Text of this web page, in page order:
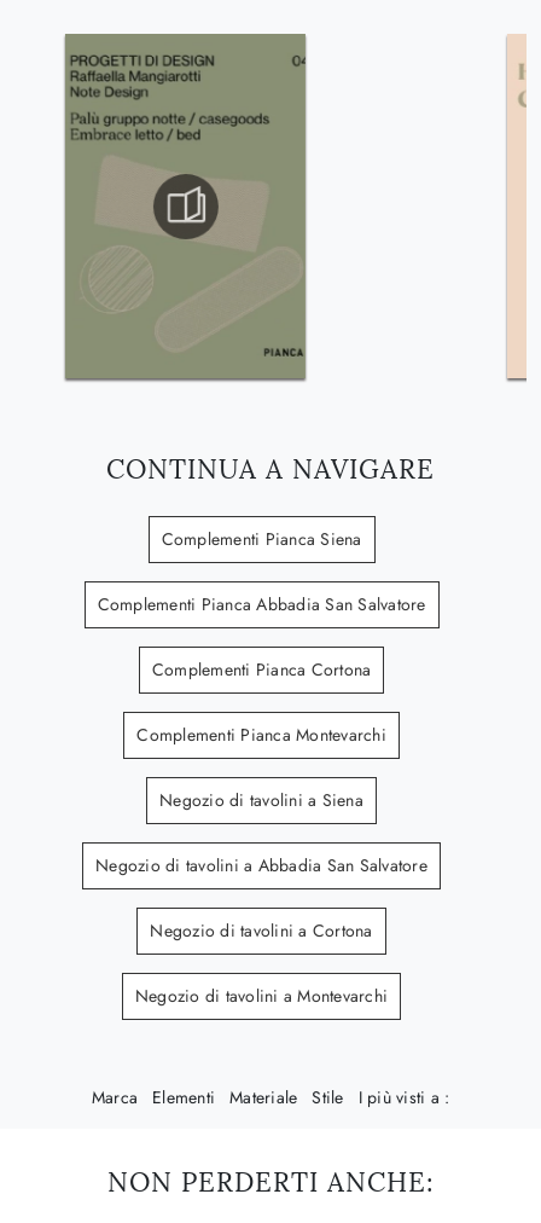
CONTINUA A NAVIGARE
Complementi Pianca Siena
Complementi Pianca Abbadia San Salvatore
Complementi Pianca Cortona
Complementi Pianca Montevarchi
Negozio di tavolini a Siena
Negozio di tavolini a Abbadia San Salvatore
Negozio di tavolini a Cortona
Negozio di tavolini a Montevarchi
Marca Elementi Materiale Stile I più visti a :
NON PERDERTI ANCHE: